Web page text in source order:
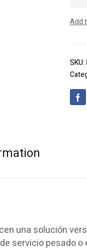
1
Add
SKU:
una solución
servicio pesado o